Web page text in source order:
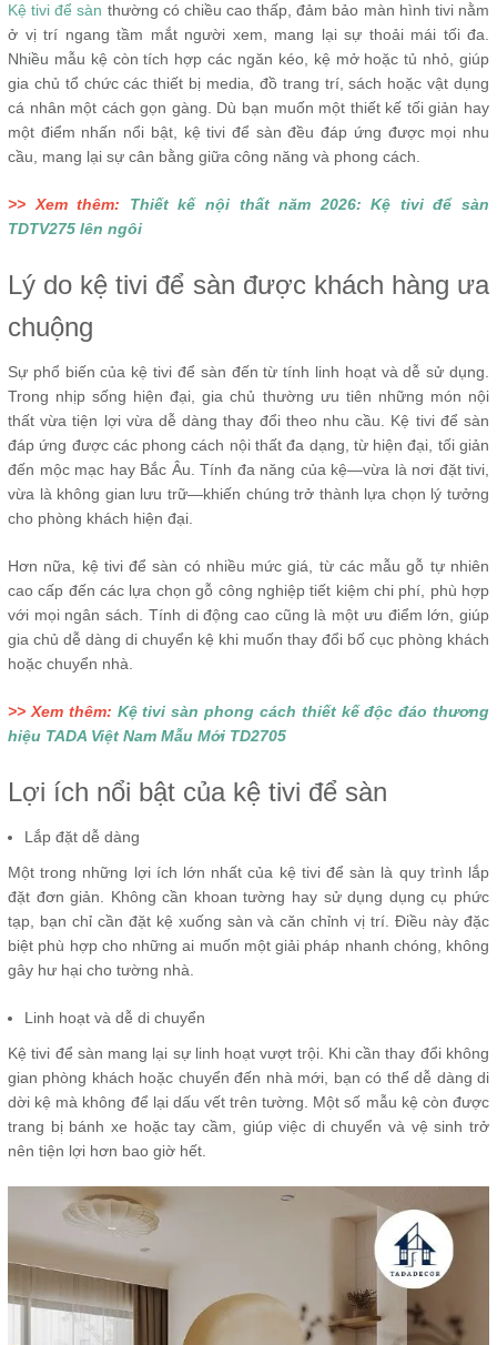
Kệ tivi để sàn thường có chiều cao thấp, đảm bảo màn hình tivi nằm
ở vị trí ngang tầm mắt người xem, mang lại sự thoải mái tối đa.
Nhiều mẫu kệ còn tích hợp các ngăn kéo, kệ mở hoặc tủ nhỏ, giúp
gia chủ tổ chức các thiết bị media, đồ trang trí, sách hoặc vật dụng
cá nhân một cách gọn gàng. Dù bạn muốn một thiết kế tối giản hay
một điểm nhấn nổi bật, kệ tivi để sàn đều đáp ứng được mọi nhu
cầu, mang lại sự cân bằng giữa công năng và phong cách.
>> Xem thêm: Thiết kế nội thất năm 2026: Kệ tivi để sàn
TDTV275 lên ngôi
Lý do kệ tivi để sàn được khách hàng ưa
chuộng
Sự phổ biến của kệ tivi để sàn đến từ tính linh hoạt và dễ sử dụng.
Trong nhịp sống hiện đại, gia chủ thường ưu tiên những món nội
thất vừa tiện lợi vừa dễ dàng thay đổi theo nhu cầu. Kệ tivi để sàn
đáp ứng được các phong cách nội thất đa dạng, từ hiện đại, tối giản
đến mộc mạc hay Bắc Âu. Tính đa năng của kệ—vừa là nơi đặt tivi,
vừa là không gian lưu trữ—khiến chúng trở thành lựa chọn lý tưởng
cho phòng khách hiện đại.
Hơn nữa, kệ tivi để sàn có nhiều mức giá, từ các mẫu gỗ tự nhiên
cao cấp đến các lựa chọn gỗ công nghiệp tiết kiệm chi phí, phù hợp
với mọi ngân sách. Tính di động cao cũng là một ưu điểm lớn, giúp
gia chủ dễ dàng di chuyển kệ khi muốn thay đổi bố cục phòng khách
hoặc chuyển nhà.
>> Xem thêm: Kệ tivi sàn phong cách thiết kế độc đáo thương
hiệu TADA Việt Nam Mẫu Mới TD2705
Lợi ích nổi bật của kệ tivi để sàn
Lắp đặt dễ dàng
Một trong những lợi ích lớn nhất của kệ tivi để sàn là quy trình lắp
đặt đơn giản. Không cần khoan tường hay sử dụng dụng cụ phức
tạp, bạn chỉ cần đặt kệ xuống sàn và căn chỉnh vị trí. Điều này đặc
biệt phù hợp cho những ai muốn một giải pháp nhanh chóng, không
gây hư hại cho tường nhà.
Linh hoạt và dễ di chuyển
Kệ tivi để sàn mang lại sự linh hoạt vượt trội. Khi cần thay đổi không
gian phòng khách hoặc chuyển đến nhà mới, bạn có thể dễ dàng di
dời kệ mà không để lại dấu vết trên tường. Một số mẫu kệ còn được
trang bị bánh xe hoặc tay cầm, giúp việc di chuyển và vệ sinh trở
nên tiện lợi hơn bao giờ hết.